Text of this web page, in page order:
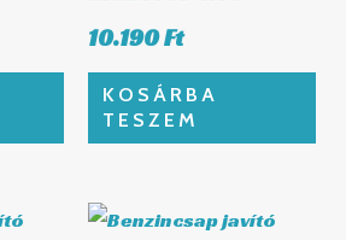
10.190Ft
KOSÁRBA
TESZEM